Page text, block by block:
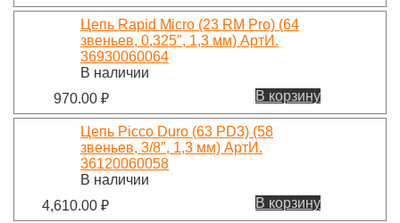
Цепь Rapid Micro (23 RM Pro) (64
звеньев, 0,325″, 1,3 мм) АртИ.
36930060064
В наличии
970.00 ₽ В корзину
Цепь Picco Duro (63 PD3) (58
звеньев, 3/8″, 1,3 мм) АртИ.
36120060058
В наличии
4,610.00 ₽ В корзину